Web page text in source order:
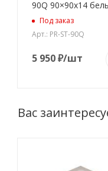
90Q 90×90x14
Под заказ
Арт.: PR-ST-90Q
5 950₽/шт
Вас